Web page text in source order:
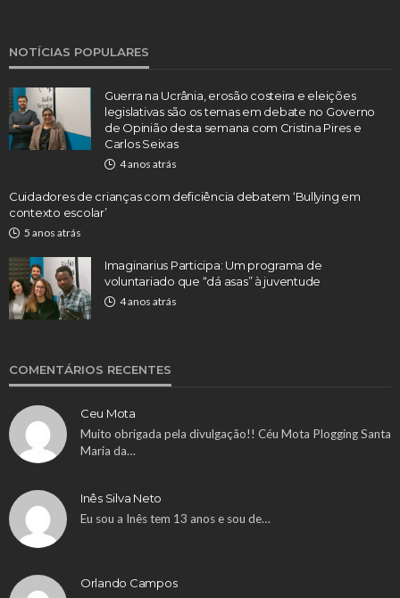
NOTÍCIAS POPULARES
Guerra na Ucrânia, erosão costeira e eleições
legislativas são os temas em debate no Governo
de Opinião desta semana com Cristina Pires e
Carlos Seixas
4 anos atrás
Cuidadores de crianças com deficiência debatem ‘Bullying em
contexto escolar’
5 anos atrás
Imaginarius Participa: Um programa de
voluntariado que “dá asas” à juventude
4 anos atrás
COMENTÁRIOS RECENTES
Ceu Mota
Muito obrigada pela divulgação!! Céu Mota Plogging Santa
Maria da…
Inês Silva Neto
Eu sou a Inês tem 13 anos e sou de…
Orlando Campos